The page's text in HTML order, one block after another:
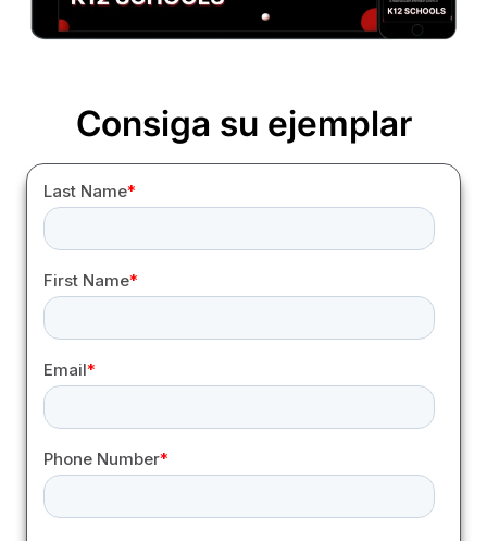
Consiga su ejemplar